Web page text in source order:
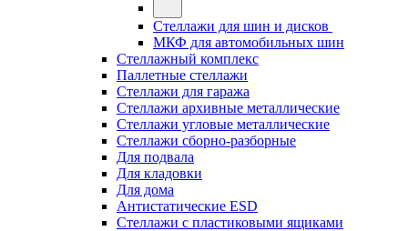
Стеллажи для шин и дисков
МКФ для автомобильных шин
Стеллажный комплекс
Паллетные стеллажи
Стеллажи для гаража
Стеллажи архивные металлические
Стеллажи угловые металлические
Стеллажи сборно-разборные
Для подвала
Для кладовки
Для дома
Антистатические ESD
Стеллажи с пластиковыми ящиками